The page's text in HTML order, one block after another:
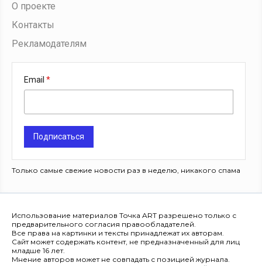
О проекте
Контакты
Рекламодателям
Email
Подписаться
Только самые свежие новости раз в неделю, никакого спама
Использование материалов Точка ART разрешено только с
предварительного согласия правообладателей.
Все права на картинки и тексты принадлежат их авторам.
Сайт может содержать контент, не предназначенный для лиц
младше 16 лет.
Мнение авторов может не совпадать с позицией журнала.